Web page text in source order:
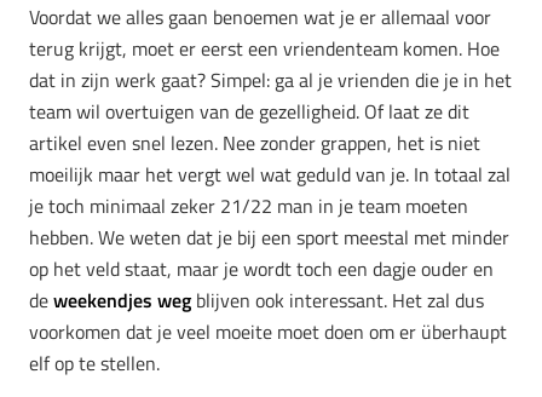
Voordat we alles gaan benoemen wat je er allemaal voor
terug krijgt, moet er eerst een vriendenteam komen. Hoe
dat in zijn werk gaat? Simpel: ga al je vrienden die je in het
team wil overtuigen van de gezelligheid. Of laat ze dit
artikel even snel lezen. Nee zonder grappen, het is niet
moeilijk maar het vergt wel wat geduld van je. In totaal zal
je toch minimaal zeker 21/22 man in je team moeten
hebben. We weten dat je bij een sport meestal met minder
op het veld staat, maar je wordt toch een dagje ouder en
deweekendjes wegblijven ook interessant. Het zal dus
voorkomen dat je veel moeite moet doen om er überhaupt
elf op te stellen.